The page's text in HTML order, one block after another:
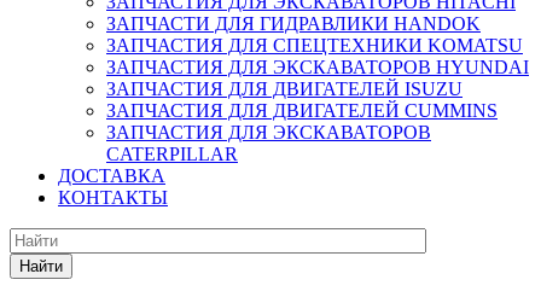
ЗАПЧАСТИ ДЛЯ ГИДРАВЛИКИ HANDOK
ЗАПЧАСТИЯ ДЛЯ СПЕЦТЕХНИКИ KOMATSU
ЗАПЧАСТИЯ ДЛЯ ЭКСКАВАТОРОВ HYUNDAI
ЗАПЧАСТИЯ ДЛЯ ДВИГАТЕЛЕЙ ISUZU
ЗАПЧАСТИЯ ДЛЯ ДВИГАТЕЛЕЙ CUMMINS
ЗАПЧАСТИЯ ДЛЯ ЭКСКАВАТОРОВ
CATERPILLAR
ДОСТАВКА
КОНТАКТЫ
Найти